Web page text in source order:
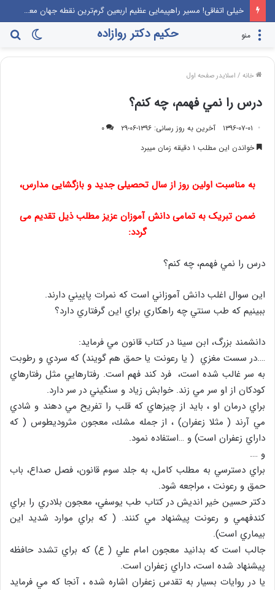
خیلی اتفاقی! مسیر راهپیمایی عظیم اربعین گرم‌ترین نقطه جهان معرفی می‌شود!
تغییر
پوسته
حکیم دکتر روازاده منو
خانه / اسلایدر صفحه اول
درس را نمي فهمم، چه كنم؟
۱۳۹۶-۰۷-۰۱ آخرین به روز رسانی: ۱۳۹۶-۰۶-۲۹
۰
خواندن این مطلب ۱ دقیقه زمان میبرد
به مناسبت اولین روز از سال تحصیلی جدید و بازگشایی مدارس،
ضمن تبریک به تمامی دانش آموزان عزیز مطلب ذیل تقدیم می
گردد:
درس را نمي فهمم، چه كنم؟
اين سوال اغلب دانش آموزاني است كه نمرات پاييني دارند.
ببينيم كه طب سنتي چه راهكاري براي اين گرفتاري دارد؟
دانشمند بزرگ، ابن سينا در كتاب قانون مي فرمايد:
….در سست مغزي ( يا رعونت يا حمق هم گويند) كه سردي و رطوبت
به سر غالب شده است، فرد كند فهم است. رفتارهايي مثل رفتارهاي
كودكان از او سر مي زند. خوابش زياد و سنگيني در سر دارد.
براي درمان او ، بايد از چيزهاي كه قلب را تفريح مي دهند و شادي
مي آرند ( مثلا زعفران) ، از جمله مشك، معجون مثروديطوس ( كه
داراي زعفران است) و …استفاده نمود.
و ….
براي دسترسي به مطلب كامل، به جلد سوم قانون، فصل صداع، باب
حمق و رعونت ، مراجعه شود.
دكتر حسين خير انديش در كتاب طب يوسفي، معجون بلادري را براي
كندفهمي و رعونت پيشنهاد مي كنند. ( كه براي موارد شديد اين
بيماري است).
جالب است كه بدانيد معجون امام علي ( ع) كه براي تشدد حافظه
پيشنهاد شده است، داراي زعفران است.
يا در روايات بسيار به تقدس زعفران اشاره شده ، آنجا كه مي فرمايد